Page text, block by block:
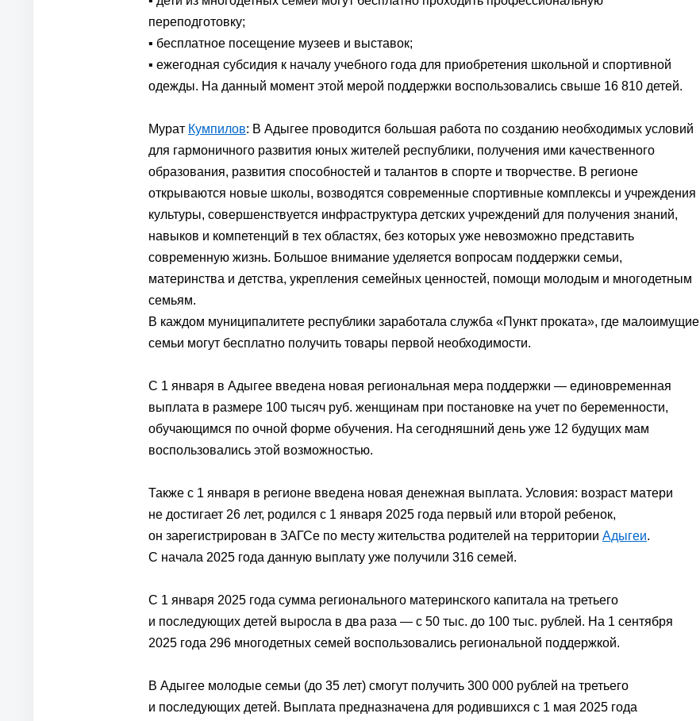
переподготовку;
▪️ бесплатное посещение музеев и выставок;
▪️ ежегодная субсидия к началу учебного года для приобретения школьной и спортивной
одежды. На данный момент этой мерой поддержки воспользовались свыше 16 810 детей.
Мурат Кумпилов: В Адыгее проводится большая работа по созданию необходимых условий
для гармоничного развития юных жителей республики, получения ими качественного
образования, развития способностей и талантов в спорте и творчестве. В регионе
открываются новые школы, возводятся современные спортивные комплексы и учреждения
культуры, совершенствуется инфраструктура детских учреждений для получения знаний,
навыков и компетенций в тех областях, без которых уже невозможно представить
современную жизнь. Большое внимание уделяется вопросам поддержки семьи,
материнства и детства, укрепления семейных ценностей, помощи молодым и многодетным
семьям.
В каждом муниципалитете республики заработала служба «Пункт проката», где малоимущие
семьи могут бесплатно получить товары первой необходимости.
С 1 января в Адыгее введена новая региональная мера поддержки — единовременная
выплата в размере 100 тысяч руб. женщинам при постановке на учет по беременности,
обучающимся по очной форме обучения. На сегодняшний день уже 12 будущих мам
воспользовались этой возможностью.
Также с 1 января в регионе введена новая денежная выплата. Условия: возраст матери
не достигает 26 лет, родился с 1 января 2025 года первый или второй ребенок,
он зарегистрирован в ЗАГСе по месту жительства родителей на территории Адыгеи.
С начала 2025 года данную выплату уже получили 316 семей.
С 1 января 2025 года сумма регионального материнского капитала на третьего
и последующих детей выросла в два раза — с 50 тыс. до 100 тыс. рублей. На 1 сентября
2025 года 296 многодетных семей воспользовались региональной поддержкой.
В Адыгее молодые семьи (до 35 лет) смогут получить 300 000 рублей на третьего
и последующих детей. Выплата предназначена для родившихся с 1 мая 2025 года